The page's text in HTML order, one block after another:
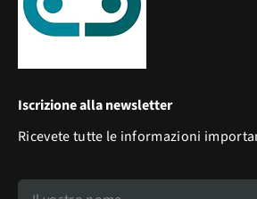
Iscrizione alla newsletter
Ricevete tutte le informazioni